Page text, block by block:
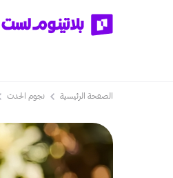
الصفحة الرئيسية نجوم الحدث